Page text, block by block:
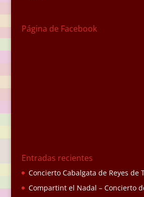
Página de Facebook
Entradas recientes
Concierto Cabalgata de Reyes de
Compartint el Nadal – Concierto